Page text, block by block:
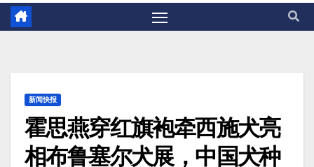
新闻快报
霍思燕穿红旗袍牵西施犬亮
相布鲁塞尔犬展，中国犬种